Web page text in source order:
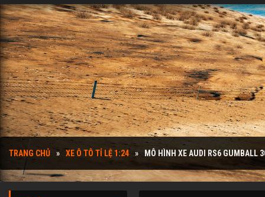
TRANG CHỦ XE Ô TÔ TỈ LỆ 1:24 MÔ HÌNH XE AUDI RS6 GUMBALL